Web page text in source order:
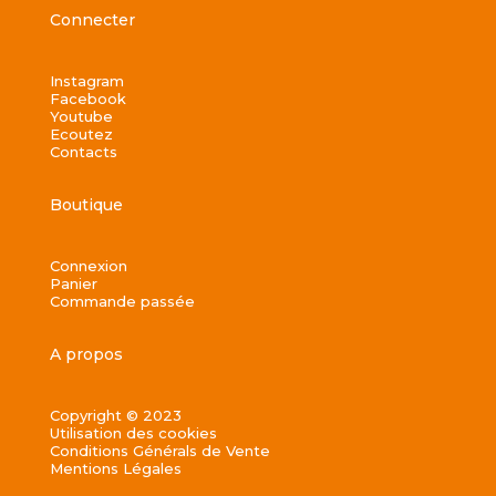
Connecter
Instagram
Facebook
Youtube
Ecoutez
Contacts
Boutique
Connexion
Panier
Commande passée
A propos
Copyright © 2023
Utilisation des cookies
Conditions Générals de Vente
Mentions Légales